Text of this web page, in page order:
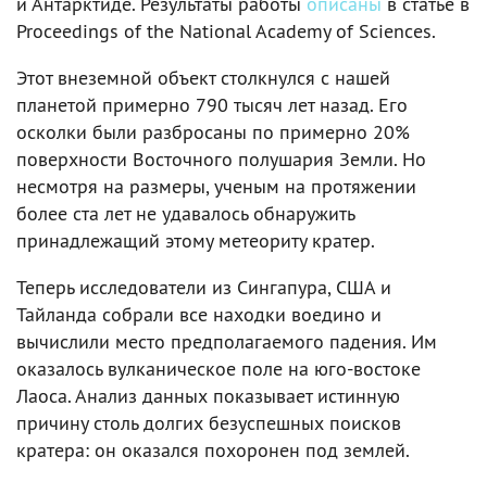
Proceedings of the National Academy of Sciences.
Этот внеземной объект столкнулся с нашей
планетой примерно 790 тысяч лет назад. Его
осколки были разбросаны по примерно 20%
поверхности Восточного полушария Земли. Но
несмотря на размеры, ученым на протяжении
более ста лет не удавалось обнаружить
принадлежащий этому метеориту кратер.
Теперь исследователи из Сингапура, США и
Тайланда собрали все находки воедино и
вычислили место предполагаемого падения. Им
оказалось вулканическое поле на юго-востоке
Лаоса. Анализ данных показывает истинную
причину столь долгих безуспешных поисков
кратера: он оказался похоронен под землей.